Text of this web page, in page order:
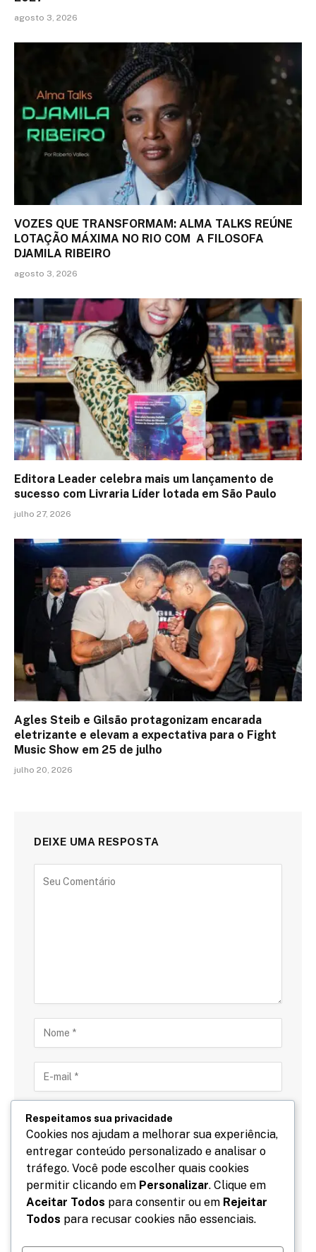
agosto 3, 2026
VOZES QUE TRANSFORMAM: ALMA TALKS REÚNE
LOTAÇÃO MÁXIMA NO RIO COM A FILOSOFA
DJAMILA RIBEIRO
agosto 3, 2026
Editora Leader celebra mais um lançamento de
sucesso com Livraria Líder lotada em São Paulo
julho 27, 2026
Agles Steib e Gilsão protagonizam encarada
eletrizante e elevam a expectativa para o Fight
Music Show em 25 de julho
julho 20, 2026
DEIXE UMA RESPOSTA
Salve meu nome, email e site neste navegador para
a próxima vez que eu comentar.
Respeitamos sua privacidade
Cookies nos ajudam a melhorar sua experiência,
entregar conteúdo personalizado e analisar o
tráfego. Você pode escolher quais cookies
permitir clicando em Personalizar. Clique em
Aceitar Todos para consentir ou em Rejeitar
Todos para recusar cookies não essenciais.